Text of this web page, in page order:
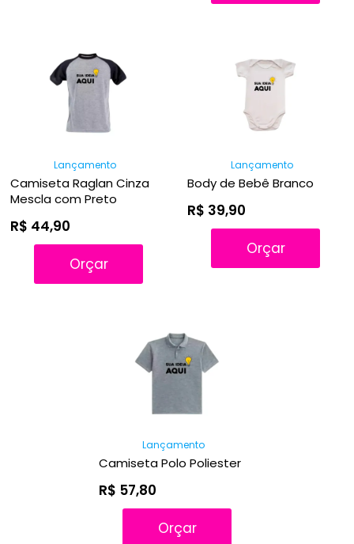
Lançamento
Camiseta Raglan Cinza
Mescla com Preto
R$ 44,90
Orçar
Lançamento
Body de Bebê Branco
R$ 39,90
Orçar
Lançamento
Camiseta Polo Poliester
R$ 57,80
Orçar